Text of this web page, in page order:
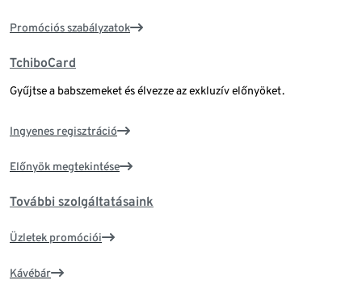
Promóciós szabályzatok
TchiboCard
Gyűjtse a babszemeket és élvezze az exkluzív előnyöket.
Ingyenes regisztráció
Előnyök megtekintése
További szolgáltatásaink
Üzletek promóciói
Kávébár